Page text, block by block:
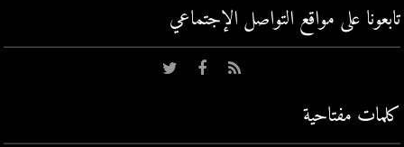
تابعونا على مواقع التواصل اﻹجتماعي
كلمات مفتاحية